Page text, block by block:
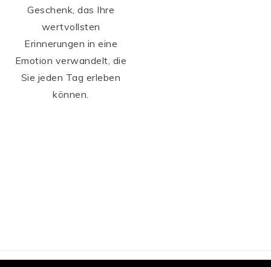
Geschenk, das Ihre
wertvollsten
Erinnerungen in eine
Emotion verwandelt, die
Sie jeden Tag erleben
können.